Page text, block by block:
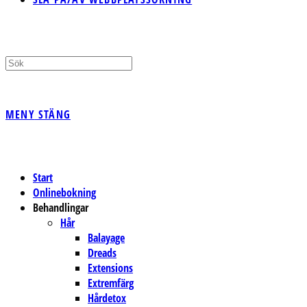
MENY STÄNG
Start
Onlinebokning
Behandlingar
Hår
Balayage
Dreads
Extensions
Extremfärg
Hårdetox